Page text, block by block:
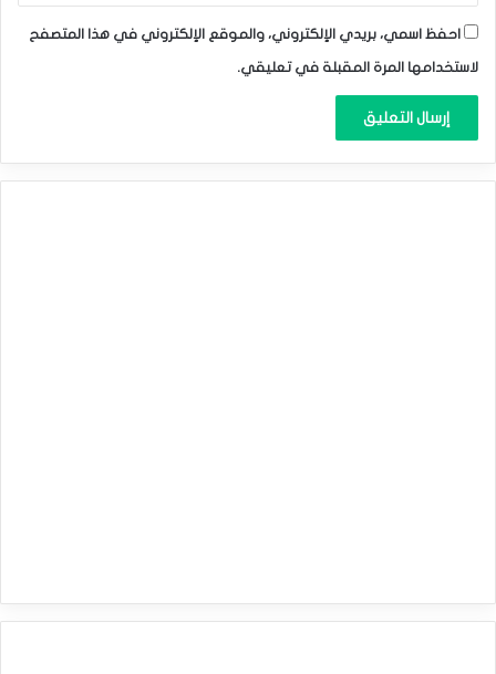
احفظ اسمي، بريدي الإلكتروني، والموقع الإلكتروني في هذا المتصفح
لاستخدامها المرة المقبلة في تعليقي.